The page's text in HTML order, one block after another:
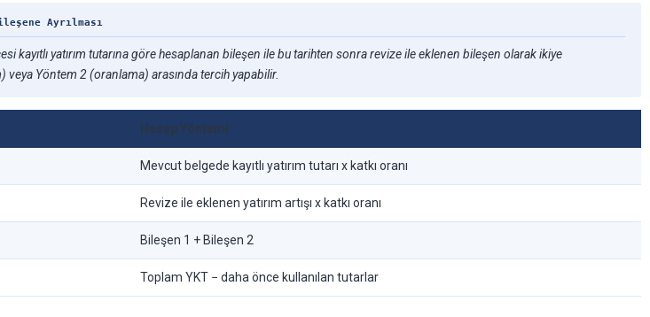
Ayrılması
kayıtlı yatırım tutarına göre hesaplanan bileşen ile bu tarihten sonra revize ile eklenen bileşen olarak ikiye
Yöntem 2 (oranlama) arasında tercih yapabilir.
Hesap Yöntemi
Mevcut belgede kayıtlı yatırım tutarı x katkı oranı
Revize ile eklenen yatırım artışı x katkı oranı
Bileşen 1 + Bileşen 2
Toplam YKT − daha önce kullanılan tutarlar